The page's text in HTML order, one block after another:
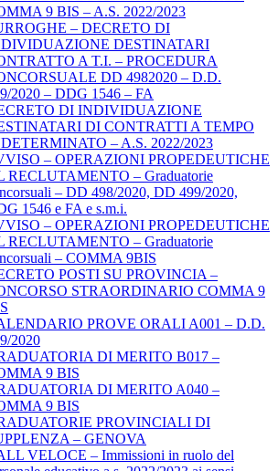
9 BIS – A.S. 2022/2023
– DECRETO DI
DESTINATARI
A T.I. – PROCEDURA
DD 4982020 – D.D.
2020 – DDG 1546 – FA
DI INDIVIDUAZIONE
DI CONTRATTI A TEMPO
– A.S. 2022/2023
– OPERAZIONI PROPEDEUTICHE
RECLUTAMENTO – Graduatorie
– DD 498/2020, DD 499/2020,
1546 e FA e s.m.i.
– OPERAZIONI PROPEDEUTICHE
RECLUTAMENTO – Graduatorie
– COMMA 9BIS
POSTI SU PROVINCIA –
STRAORDINARIO COMMA 9
PROVE ORALI A001 – D.D.
2020
DI MERITO B017 –
9 BIS
DI MERITO A040 –
9 BIS
PROVINCIALI DI
– GENOVA
VELOCE – Immissioni in ruolo del